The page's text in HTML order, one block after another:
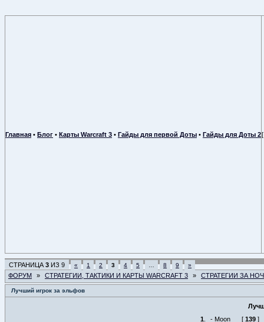
Главная • Блог • Карты Warcraft 3 • Гайды для первой Доты • Гайды для Доты 2
СТРАНИЦА 3 ИЗ 9 « 1 2 3 4 5 8 9 »
ФОРУМ » СТРАТЕГИИ, ТАКТИКИ И КАРТЫ WARCRAFT 3 » СТРАТЕГИИ ЗА
Лучший игрок за эльфов
1
- Moon [ 139 ]